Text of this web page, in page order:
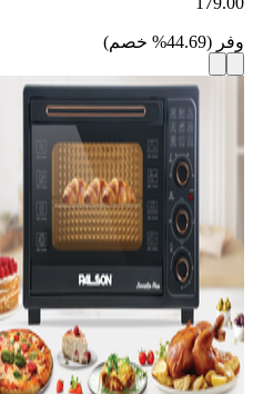
وفر (
44.69
% خصم)